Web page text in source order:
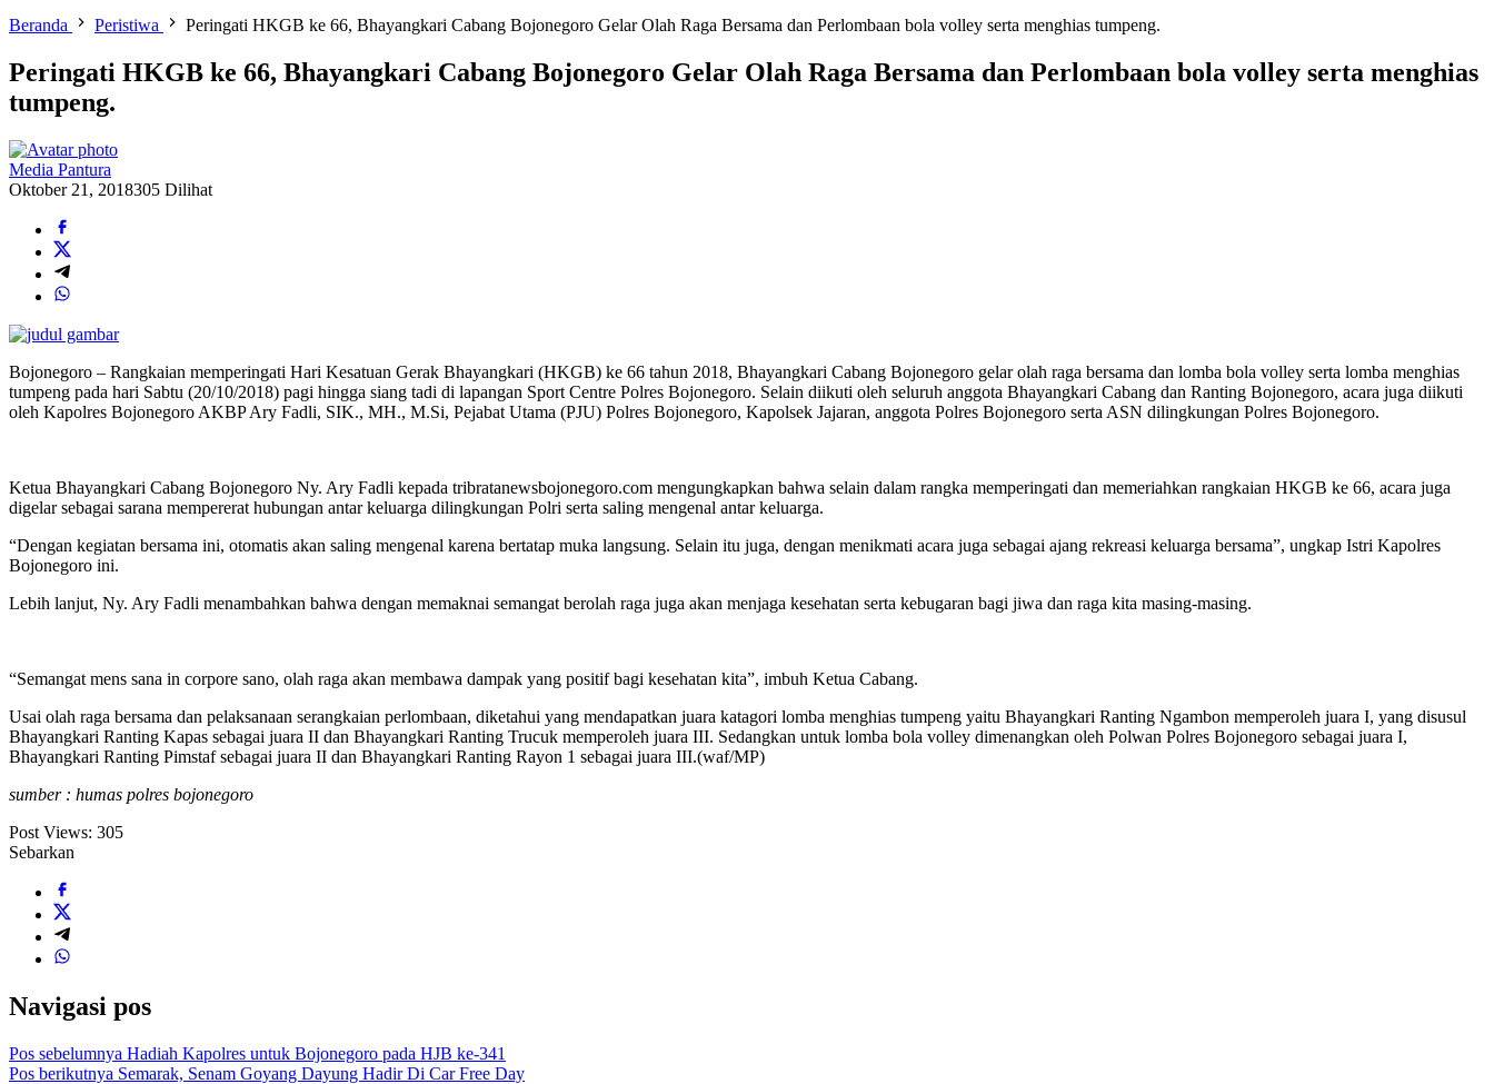
Beranda Peristiwa Peringati HKGB ke 66, Bhayangkari Cabang Bojonegoro Gelar Olah Raga Bersama dan Perlombaan bola volley serta menghias tumpeng.
Peringati HKGB ke 66, Bhayangkari Cabang Bojonegoro Gelar Olah Raga Bersama dan Perlombaan bola volley serta menghias
tumpeng.
Media Pantura
Oktober 21, 2018305 Dilihat
Bojonegoro – Rangkaian memperingati Hari Kesatuan Gerak Bhayangkari (HKGB) ke 66 tahun 2018, Bhayangkari Cabang Bojonegoro gelar olah raga bersama dan lomba bola volley serta lomba menghias
tumpeng pada hari Sabtu (20/10/2018) pagi hingga siang tadi di lapangan Sport Centre Polres Bojonegoro. Selain diikuti oleh seluruh anggota Bhayangkari Cabang dan Ranting Bojonegoro, acara juga diikuti
oleh Kapolres Bojonegoro AKBP Ary Fadli, SIK., MH., M.Si, Pejabat Utama (PJU) Polres Bojonegoro, Kapolsek Jajaran, anggota Polres Bojonegoro serta ASN dilingkungan Polres Bojonegoro.
Ketua Bhayangkari Cabang Bojonegoro Ny. Ary Fadli kepada tribratanewsbojonegoro.com mengungkapkan bahwa selain dalam rangka memperingati dan memeriahkan rangkaian HKGB ke 66, acara juga
digelar sebagai sarana mempererat hubungan antar keluarga dilingkungan Polri serta saling mengenal antar keluarga.
“Dengan kegiatan bersama ini, otomatis akan saling mengenal karena bertatap muka langsung. Selain itu juga, dengan menikmati acara juga sebagai ajang rekreasi keluarga bersama”, ungkap Istri Kapolres
Bojonegoro ini.
Lebih lanjut, Ny. Ary Fadli menambahkan bahwa dengan memaknai semangat berolah raga juga akan menjaga kesehatan serta kebugaran bagi jiwa dan raga kita masing-masing.
“Semangat mens sana in corpore sano, olah raga akan membawa dampak yang positif bagi kesehatan kita”, imbuh Ketua Cabang.
Usai olah raga bersama dan pelaksanaan serangkaian perlombaan, diketahui yang mendapatkan juara katagori lomba menghias tumpeng yaitu Bhayangkari Ranting Ngambon memperoleh juara I, yang disusul
Bhayangkari Ranting Kapas sebagai juara II dan Bhayangkari Ranting Trucuk memperoleh juara III. Sedangkan untuk lomba bola volley dimenangkan oleh Polwan Polres Bojonegoro sebagai juara I,
Bhayangkari Ranting Pimstaf sebagai juara II dan Bhayangkari Ranting Rayon 1 sebagai juara III.(waf/MP)
sumber : humas polres bojonegoro
Post Views: 305
Sebarkan
Navigasi pos
Pos sebelumnya Hadiah Kapolres untuk Bojonegoro pada HJB ke-341
Pos berikutnya Semarak, Senam Goyang Dayung Hadir Di Car Free Day